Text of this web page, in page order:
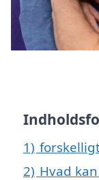
1)
2) Hvad